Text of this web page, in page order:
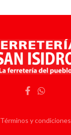
Términos y condiciones